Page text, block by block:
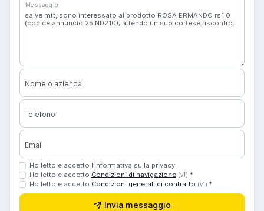
Messaggio
Nome o azienda
Telefono
Email
Ho letto e accetto l’informativa sulla privacy
Ho letto e accetto Condizioni di navigazione (v1) *
Ho letto e accetto Condizioni generali di contratto (v1) *
Invia messaggio